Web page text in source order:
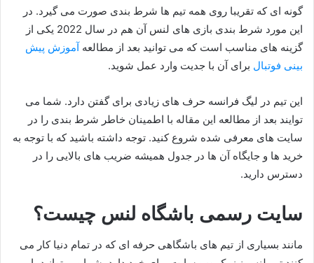
گونه ای که تقریبا روی همه تیم ها شرط بندی صورت می گیرد. در
این مورد شرط بندی بازی های لنس آن هم در سال 2022 یکی از
گزینه های مناسب است که می توانید بعد از مطالعهآموزش پیش
بینی فوتبال برای آن با جدیت وارد عمل شوید.
این تیم در لیگ فرانسه حرف های زیادی برای گفتن دارد. شما می
توایند بعد از مطالعه این مقاله با اطمینان خاطر شرط بندی را در
سایت های معرفی شده شروع کنید. توجه داشته باشید که با توجه به
خرید ها و جایگاه آن ها در جدول همیشه ضریب های بالایی را در
دسترس دارید.
سایت رسمی باشگاه لنس چیست؟
مانند بسیاری از تیم‌ های باشگاهی حرفه ای که در تمام دنیا کار می